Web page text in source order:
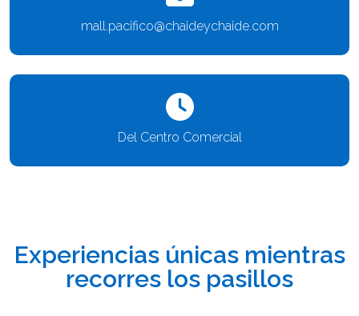
mall.pacifico@chaideychaide.com
Del Centro Comercial
Experiencias únicas mientras
recorres los pasillos